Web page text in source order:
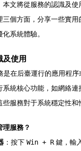
本文將從服務的認識及使
三個方面，分享一些實
系統體驗。
及使用
是在后臺運行的應用程
系統核心功能，如網絡
服務對于系統穩定性和
理服務？
：按下 Win + R 鍵，輸